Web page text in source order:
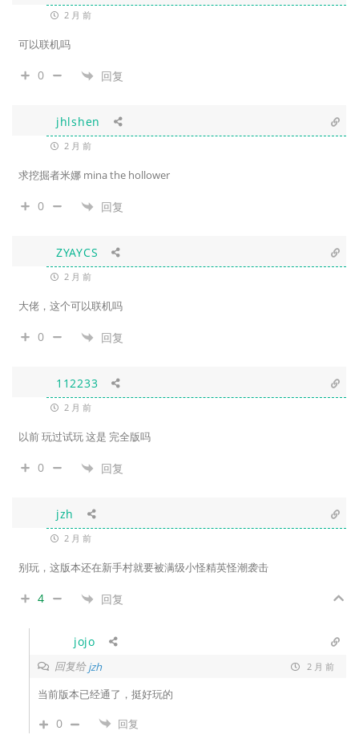
2 月 前
可以联机吗
0 回复
jhlshen
2 月 前
求挖掘者米娜 mina the hollower
0 回复
ZYAYCS
2 月 前
大佬，这个可以联机吗
0 回复
112233
2 月 前
以前 玩过试玩 这是 完全版吗
0 回复
jzh
2 月 前
别玩，这版本还在新手村就要被满级小怪精英怪潮袭击
4 回复
jojo
回复给jzh 2 月 前
当前版本已经通了，挺好玩的
0 回复